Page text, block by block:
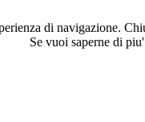
di navigazione.
Se vuoi saperne di